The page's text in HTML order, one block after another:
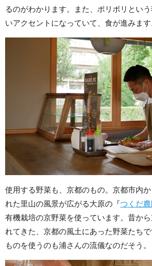
るのがわかります。また、ポリポリとい
いアクセントになっていて、食が進みます
使用する野菜も、京都のもの。京都市内
れた里山の風景が広がる大原の『つくだ農
有機栽培の京野菜を使っています。昔か
れてきた、京都の風土にあった野菜たち
ものを使うのも浦さんの流儀なのだそう。